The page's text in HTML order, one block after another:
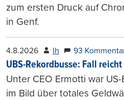
zum ersten Druck auf
in Genf.
4.8.2026 lh 93
UBS-Rekordbusse: Fall
Unter CEO Ermotti war
im Bild über totales